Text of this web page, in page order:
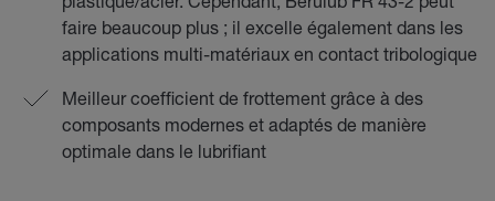
faire beaucoup plus ; il excelle également dans les
applications multi-matériaux en contact tribologique
Meilleur coefficient de frottement grâce à des
composants modernes et adaptés de manière
optimale dans le lubrifiant